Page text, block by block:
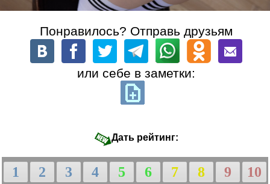
Понравилось? Отправь друзьям
или себе в заметки:
Дать рейтинг:
1 2 3 4 5 6 7 8 9
10